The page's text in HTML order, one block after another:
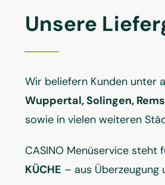
Unsere
Wir beliefern Kunden unter
Wuppertal, Solingen,
sowie in vielen weiteren
CASINO Menüservice steht
KÜCHE – aus